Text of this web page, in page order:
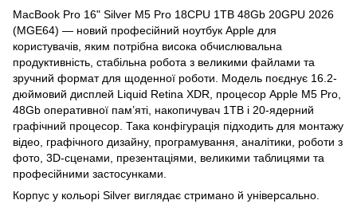
MacBook Pro 16" Silver M5 Pro 18CPU 1TB 48Gb 20GPU 2026
(MGE64) — новий професійний ноутбук Apple для
користувачів, яким потрібна висока обчислювальна
продуктивність, стабільна робота з великими файлами та
зручний формат для щоденної роботи. Модель поєднує 16.2-
дюймовий дисплей Liquid Retina XDR, процесор Apple M5 Pro,
48Gb оперативної пам’яті, накопичувач 1TB і 20-ядерний
графічний процесор. Така конфігурація підходить для монтажу
відео, графічного дизайну, програмування, аналітики, роботи з
фото, 3D-сценами, презентаціями, великими таблицями та
професійними застосунками.
Корпус у кольорі Silver виглядає стримано й універсально.